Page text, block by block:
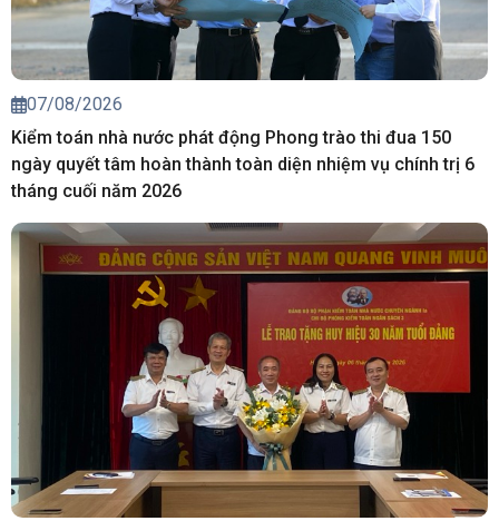
07/08/2026
Kiểm toán nhà nước phát động Phong trào thi đua 150
ngày quyết tâm hoàn thành toàn diện nhiệm vụ chính trị 6
tháng cuối năm 2026